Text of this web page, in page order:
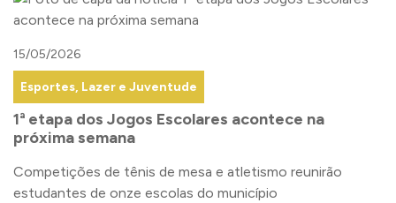
15/05/2026
Esportes, Lazer e Juventude
1ª etapa dos Jogos Escolares acontece na
próxima semana
Competições de tênis de mesa e atletismo reunirão
estudantes de onze escolas do município